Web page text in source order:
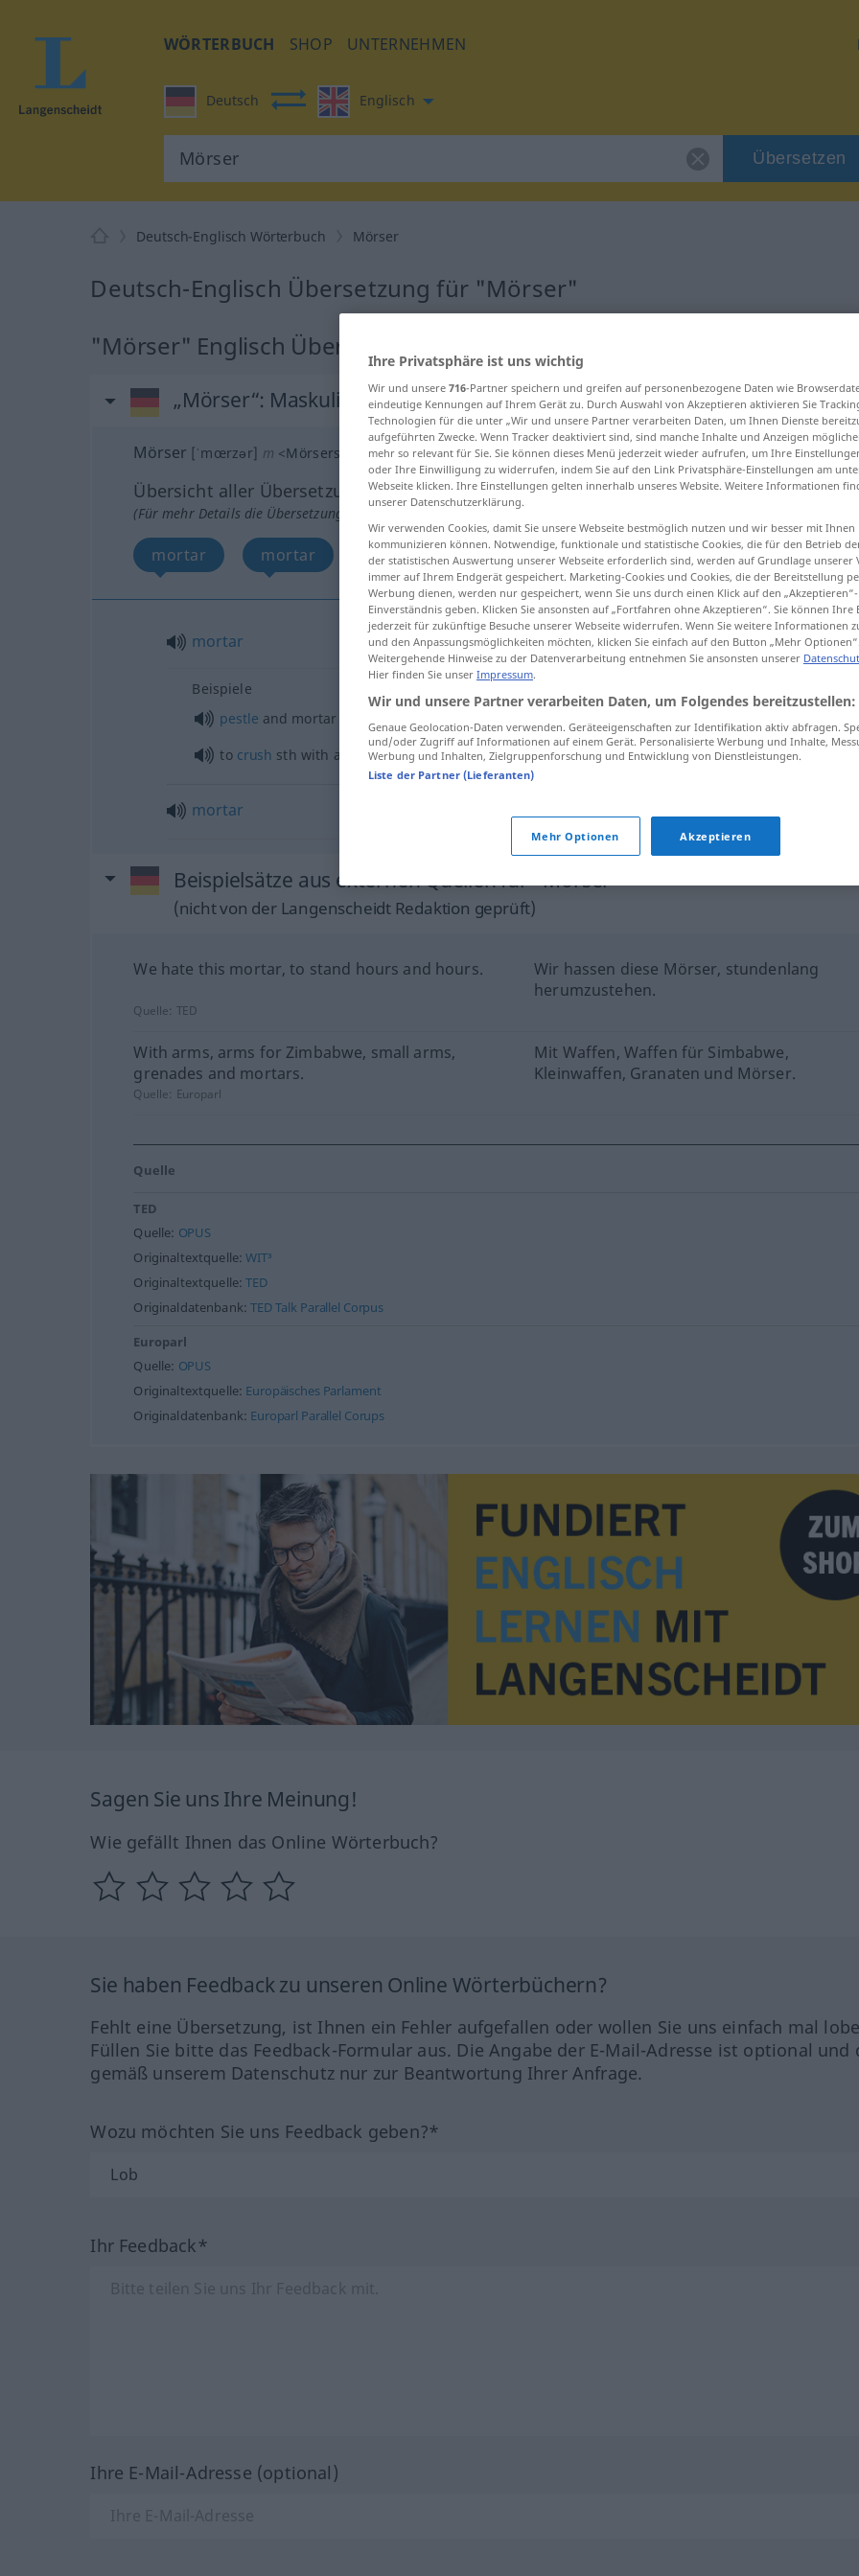
WÖRTERBUCH SHOP UNTERNEHMEN
Deutsch Englisch
Übersetzen
Deutsch-Englisch Wörterbuch Mörser
Deutsch-Englisch Übersetzung für "Mörser"
"Mörser" Englisch Übersetzung
„Mörser“: Maskulinum
Mörser [ˈmœrzər] m <Mörsers Mörser>
Übersicht aller Übersetzungen
(Für mehr Details die Übersetzung anklicken/antippen)
mortar mortar
mortar Mörser Gefäß
Beispiele
pestle and mortar
to crush sth with a pestleand mortar etwasim Mörserzerstoßen
mortar
Beispielsätze aus externen Quellen für "Mörser"
(nicht von der Langenscheidt Redaktion geprüft)
We hate this mortar, to stand hours and hours.
Wir hassen diese Mörser, stundenlang
herumzustehen.
Quelle: TED
With arms, arms for Zimbabwe, small arms,
grenades and mortars.
Mit Waffen, Waffen für Simbabwe,
Kleinwaffen, Granaten und Mörser.
Quelle: Europarl
Quelle
TED
Quelle: OPUS
Originaltextquelle:WIT³
Originaltextquelle:TED
Originaldatenbank:TED Talk Parallel Corpus
Europarl
Quelle: OPUS
Originaltextquelle: Europäisches Parlament
Originaldatenbank: Europarl Parallel Corups
Sagen Sie uns Ihre Meinung!
Wie gefällt Ihnen das Online Wörterbuch?
Sie haben Feedback zu unseren Online Wörterbüchern?
Fehlt eine Übersetzung, ist Ihnen ein Fehler aufgefallen oder wollen Sie uns einfach mal
Füllen Sie bitte das Feedback-Formular aus. Die Angabe der E-Mail-Adresse ist optional und
gemäß unserem Datenschutz nur zur Beantwortung Ihrer Anfrage.
Wozu möchten Sie uns Feedback geben?*
Ihr Feedback*
Ihre E-Mail-Adresse (optional)
Ihre Privatsphäre ist uns wichtig
Wir und unsere 716-Partner speichern und greifen auf personenbezogene Daten wie
eindeutige Kennungen auf Ihrem Gerät zu. Durch Auswahl von Akzeptieren aktivieren Sie
Technologien für die unter „Wir und unsere Partner verarbeiten Daten, um Ihnen Dienste
aufgeführten Zwecke. Wenn Tracker deaktiviert sind, sind manche Inhalte und Anzeigen
mehr so relevant für Sie. Sie können dieses Menü jederzeit wieder aufrufen, um Ihre
oder Ihre Einwilligung zu widerrufen, indem Sie auf den Link Privatsphäre-Einstellungen am
Webseite klicken. Ihre Einstellungen gelten innerhalb unseres Website. Weitere Informationen
unserer Datenschutzerklärung.
Wir verwenden Cookies, damit Sie unsere Webseite bestmöglich nutzen und wir besser mit Ihnen
kommunizieren können. Notwendige, funktionale und statistische Cookies, die für den Betrieb
der statistischen Auswertung unserer Webseite erforderlich sind, werden auf Grundlage unserer
immer auf Ihrem Endgerät gespeichert. Marketing-Cookies und Cookies, die der Bereitstellung
Werbung dienen, werden nur gespeichert, wenn Sie uns durch einen Klick auf den
Einverständnis geben. Klicken Sie ansonsten auf „Fortfahren ohne Akzeptieren“. Sie können Ihre
jederzeit für zukünftige Besuche unserer Webseite widerrufen. Wenn Sie weitere Informationen
und den Anpassungsmöglichkeiten möchten, klicken Sie einfach auf den Button „Mehr Optionen“.
Weitergehende Hinweise zu der Datenverarbeitung entnehmen Sie ansonsten unserer
Hier finden Sie unser Impressum.
Wir und unsere Partner verarbeiten Daten, um Folgendes bereitzustellen:
Genaue Geolocation-Daten verwenden. Geräteeigenschaften zur Identifikation aktiv abfragen.
und/oder Zugriff auf Informationen auf einem Gerät. Personalisierte Werbung und Inhalte,
Werbung und Inhalten, Zielgruppenforschung und Entwicklung von Dienstleistungen.
Liste der Partner (Lieferanten)
Mehr Optionen Akzeptieren